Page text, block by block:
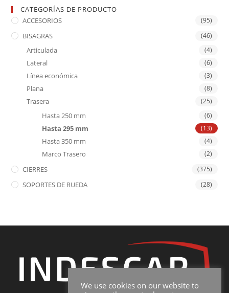
CATEGORÍAS DE PRODUCTO
ACCESORIOS
(95)
BISAGRAS (46)
Articulada (4)
Lateral (6)
Línea económica (3)
Plana (8)
Trasera (25)
Hasta 250 mm (6)
Hasta 295 mm (13)
Hasta 350 mm (4)
Marco Trasero (2)
CIERRES (375)
SOPORTES DE RUEDA (28)
We use cookies on our website to